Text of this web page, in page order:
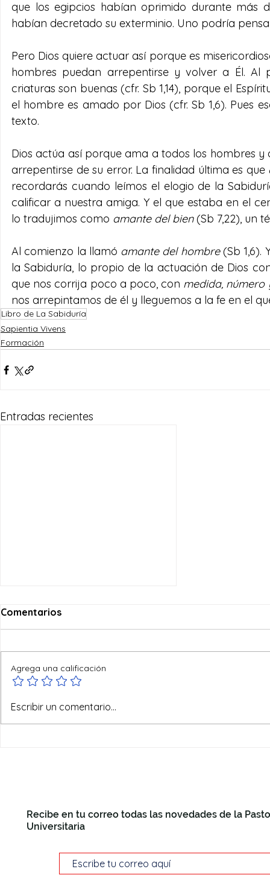
que los egipcios habían oprimido durante más
habían decretado su exterminio. Uno podría
Pero Dios quiere actuar así porque es
hombres puedan arrepentirse y volver a Él.
criaturas son buenas (cfr. Sb 1,14), porque el
el hombre es amado por Dios (cfr. Sb 1,6). Pues
texto.
Dios actúa así porque ama a todos los hombres
arrepentirse de su error. La finalidad última es que
recordarás cuando leímos el elogio de la
calificar a nuestra amiga. Y el que estaba en el
lo tradujimos como amante del bien (Sb 7,22), un
Al comienzo la llamó amante del hombre (Sb 1,6).
la Sabiduría, lo propio de la actuación de Dios
que nos corrija poco a poco, con medida, número
nos arrepintamos de él y lleguemos a la fe en el
Libro de La Sabiduría
Sapientia Vivens
Formación
Entradas recientes
Visita Pastoral a la
Comentarios
Agrega una calificación
Escribir un comentario...
Recibe en tu correo todas las novedades de la
Universitaria